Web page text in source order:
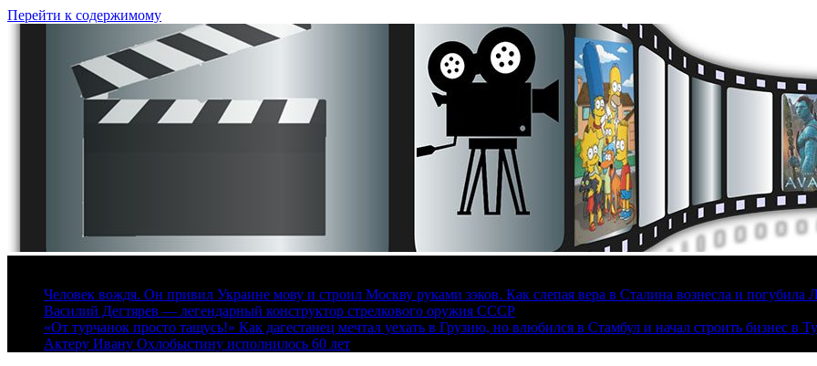
Перейти к содержимому
Человек вождя. Он привил Украине мову и строил Москву руками зэков. Как слепая вера в Сталина вознесла и погубила
Василий Дегтярев — легендарный конструктор стрелкового оружия СССР
«От турчанок просто тащусь!» Как дагестанец мечтал уехать в Грузию, но влюбился в Стамбул и начал строить бизнес в
Актеру Ивану Охлобыстину исполнилось 60 лет